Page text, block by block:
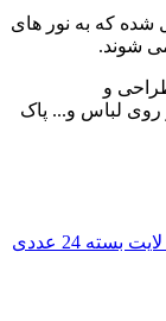
شده که به نور های
شوند.
و
روی لباس و... پاک